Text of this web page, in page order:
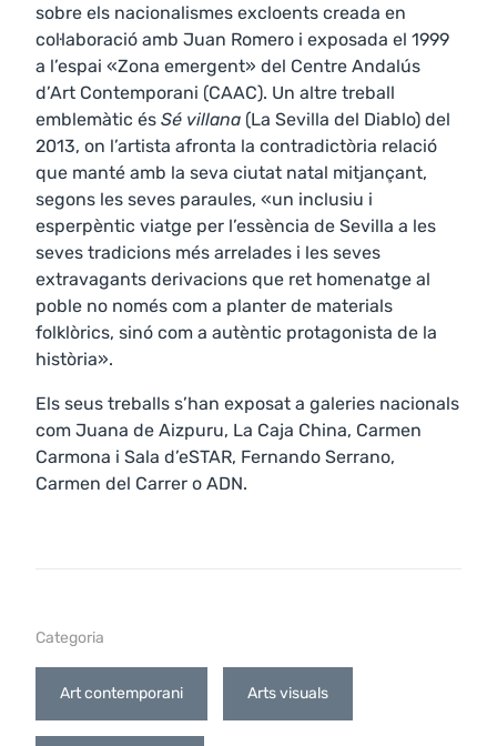
sobre els nacionalismes excloents creada en
col·laboració amb Juan Romero i exposada el 1999
a l’espai «Zona emergent» del Centre Andalús
d’Art Contemporani (CAAC). Un altre treball
emblemàtic és Sé villana (La Sevilla del Diablo) del
2013, on l’artista afronta la contradictòria relació
que manté amb la seva ciutat natal mitjançant,
segons les seves paraules, «un inclusiu i
esperpèntic viatge per l’essència de Sevilla a les
seves tradicions més arrelades i les seves
extravagants derivacions que ret homenatge al
poble no només com a planter de materials
folklòrics, sinó com a autèntic protagonista de la
història».
Els seus treballs s’han exposat a galeries nacionals
com Juana de Aizpuru, La Caja China, Carmen
Carmona i Sala d’eSTAR, Fernando Serrano,
Carmen del Carrer o ADN.
Categoria
Art contemporani Arts visuals